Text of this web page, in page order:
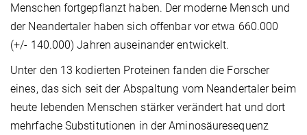
Menschen fortgepflanzt haben. Der moderne Mensch und
der Neandertaler haben sich offenbar vor etwa 660.000
(+/- 140.000) Jahren auseinander entwickelt.
Unter den 13 kodierten Proteinen fanden die Forscher
eines, das sich seit der Abspaltung vom Neandertaler beim
heute lebenden Menschen stärker verändert hat und dort
mehrfache Substitutionen in der Aminosäuresequenz